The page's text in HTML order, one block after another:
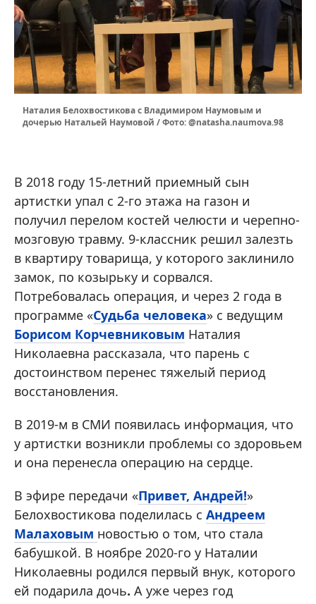
Наталия Белохвостикова с Владимиром Наумовым и
дочерью Натальей Наумовой / Фото: @natasha.naumova.98
В 2018 году 15-летний приемный сын
артистки упал с 2-го этажа на газон и
получил перелом костей челюсти и черепно-
мозговую травму. 9-классник решил залезть
в квартиру товарища, у которого заклинило
замок, по козырьку и сорвался.
Потребовалась операция, и через 2 года в
программе «Судьба человека» с ведущим
Борисом Корчевниковым Наталия
Николаевна рассказала, что парень с
достоинством перенес тяжелый период
восстановления.
В 2019-м в СМИ появилась информация, что
у артистки возникли проблемы со здоровьем
и она перенесла операцию на сердце.
В эфире передачи «Привет, Андрей!»
Белохвостикова поделилась с Андреем
Малаховым новостью о том, что стала
бабушкой. В ноябре 2020-го у Наталии
Николаевны родился первый внук, которого
ей подарила дочь. А уже через год